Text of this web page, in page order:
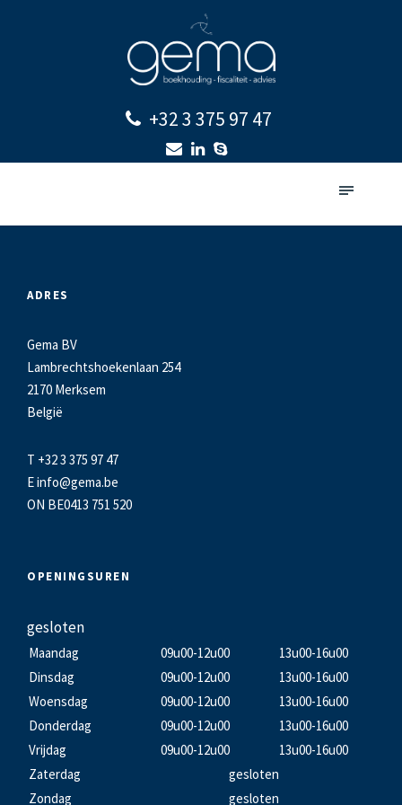
+32 3 375 97 47
ADRES
Gema BV
Lambrechtshoekenlaan 254
2170 Merksem
België
T +32 3 375 97 47
Einfo@gema.be
ON BE0413 751 520
OPENINGSUREN
gesloten
Maandag 09u00-12u00
13u00-16u00
Dinsdag
09u00-12u00
13u00-16u00
Woensdag
09u00-12u00
13u00-16u00
Donderdag
09u00-12u00
13u00-16u00
Vrijdag
09u00-12u00
13u00-16u00
Zaterdag
gesloten
Zondag
gesloten